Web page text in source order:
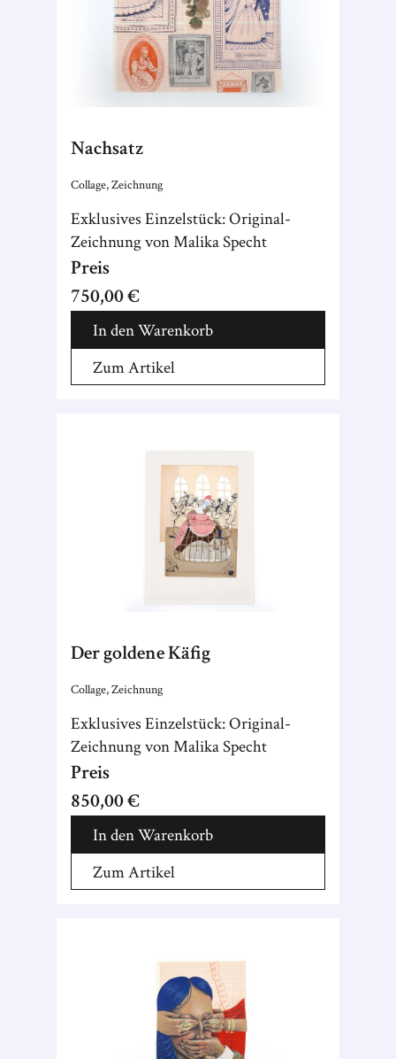
Nachsatz
Collage, Zeichnung
Exklusives Einzelstück: Original-
Zeichnung von Malika Specht
Preis
750,00 €
In den Warenkorb
Zum Artikel
Der goldene Käfig
Collage, Zeichnung
Exklusives Einzelstück: Original-
Zeichnung von Malika Specht
Preis
850,00 €
In den Warenkorb
Zum Artikel